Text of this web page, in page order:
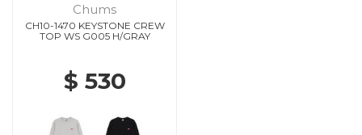
Chums
CH10-1470 KEYSTONE CREW
TOP WS G005 H/GRAY
$ 530